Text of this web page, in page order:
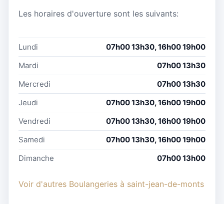
Les horaires d'ouverture sont les suivants:
Lundi
07h00 13h30, 16h00 19h00
Mardi
07h00 13h30
Mercredi
07h00 13h30
Jeudi
07h00 13h30, 16h00 19h00
Vendredi
07h00 13h30, 16h00 19h00
Samedi
07h00 13h30, 16h00 19h00
Dimanche
07h00 13h00
Voir d'autres Boulangeries à saint-jean-de-monts